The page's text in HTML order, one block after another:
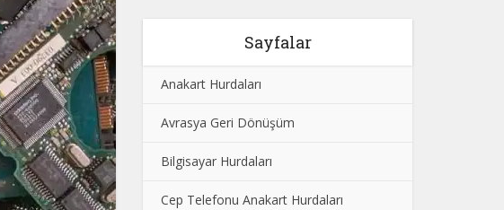
Sayfalar
Anakart Hurdaları
Avrasya Geri Dönüşüm
Bilgisayar Hurdaları
Cep Telefonu Anakart Hurdaları